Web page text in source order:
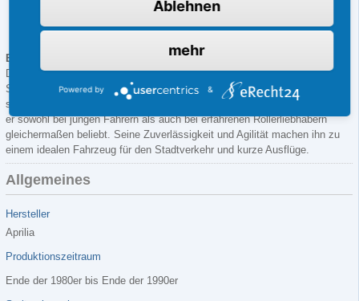
Reifen: Vorne: 2,50x10, Hinten: 2,75x10
Gewicht: 85 kg
Erfolg und Beliebtheit
Der ApriliaRed Rose50 hat sich aufgrund seiner Qualität, Leistung und
Stilistik zu einem beliebten Modell auf dem Rollermarkt entwickelt. Mit
seinem motorradähnlichen Design und seiner praktischen Ausstattung ist
er sowohl bei jungen Fahrern als auch bei erfahrenen Rollerliebhabern
gleichermaßen beliebt. Seine Zuverlässigkeit und Agilität machen ihn zu
einem idealen Fahrzeug für den Stadtverkehr und kurze Ausflüge.
Allgemeines
Hersteller
Aprilia
Produktionszeitraum
Ende der 1980er bis Ende der 1990er
Ablehnen
mehr
Powered by &